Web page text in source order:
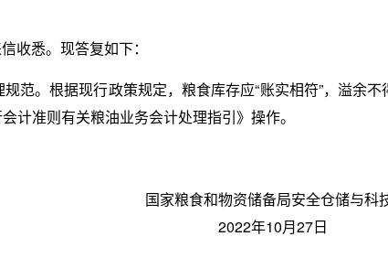
收悉。现答复如下：
范。根据现行政策规定，粮食库存应“账实相符”，溢余不
计准则有关粮油业务会计处理指引》操作。
国家粮食和物资储备局安全仓
2022年10